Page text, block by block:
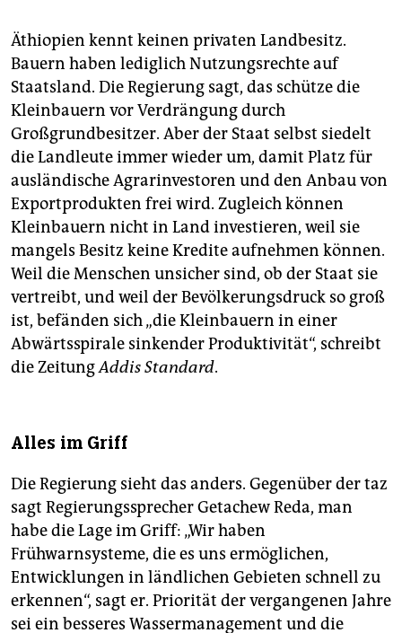
Äthiopien kennt keinen privaten Landbesitz.
Bauern haben lediglich Nutzungsrechte auf
Staatsland. Die Regierung sagt, das schütze die
Kleinbauern vor Verdrängung durch
Großgrundbesitzer. Aber der Staat selbst siedelt
die Landleute immer wieder um, damit Platz für
ausländische Agrarinvestoren und den Anbau von
Exportprodukten frei wird. Zugleich können
Kleinbauern nicht in Land investieren, weil sie
mangels Besitz keine Kredite aufnehmen können.
Weil die Menschen unsicher sind, ob der Staat sie
vertreibt, und weil der Bevölkerungsdruck so groß
ist, befänden sich „die Kleinbauern in einer
Abwärtsspirale sinkender Produktivität“, schreibt
die ZeitungAddis Standard.
Alles im Griff
Die Regierung sieht das anders. Gegenüber der taz
sagt Regierungssprecher Getachew Reda, man
habe die Lage im Griff: „Wir haben
Frühwarnsysteme, die es uns ermöglichen,
Entwicklungen in ländlichen Gebieten schnell zu
erkennen“, sagt er. Priorität der vergangenen Jahre
sei ein besseres Wassermanagement und die